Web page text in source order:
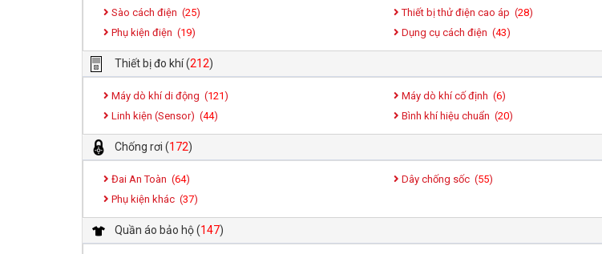
Sào cách điện (25) Thiết bị thử điện cao áp (28)
Phụ kiện điện (19) Dụng cụ cách điện (43)
Thiết bị đo khí(212)
Máy dò khí di động (121) Máy dò khí cố định (6)
Linh kiện (Sensor) (44) Bình khí hiệu chuẩn (20)
Chống rơi (172)
Đai An Toàn (64) Dây chống sốc (55)
Phụ kiện khác (37)
Quần áo bảo hộ(147)